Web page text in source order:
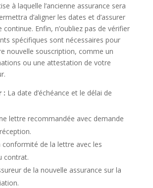
à laquelle l’ancienne assurance sera
d’aligner les dates et d’assurer
Enfin, n’oubliez pas de vérifier
spécifiques sont nécessaires pour
nouvelle souscription, comme un
ou une attestation de votre
: La date d’échéance et le délai de
lettre recommandée avec demande
conformité de la lettre avec les
contrat.
de la nouvelle assurance sur la